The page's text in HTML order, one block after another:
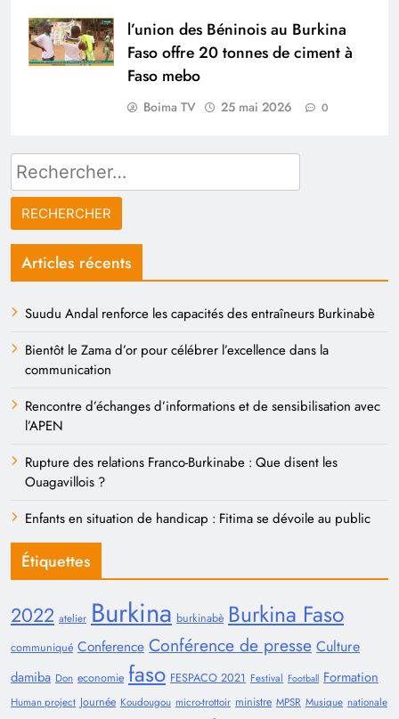
l’union des Béninois au Burkina
Faso offre 20 tonnes de ciment à
Faso mebo
Boima TV 25 mai 2026 0
Rechercher :
Articles récents
Suudu Andal renforce les capacités des entraîneurs Burkinabè
Bientôt le Zama d’or pour célébrer l’excellence dans la
communication
Rencontre d’échanges d’informations et de sensibilisation avec
l’APEN
Rupture des relations Franco-Burkinabe : Que disent les
Ouagavillois ?
Enfants en situation de handicap : Fitima se dévoile au public
Étiquettes
2022 atelier Burkina burkinabè Burkina Faso
communiqué Conference Conférence de presse Culture
damiba Don economie faso FESPACO 2021 Festival Football Formation
Human project Journée Koudougou micro-trottoir ministre MPSR Musique nationale